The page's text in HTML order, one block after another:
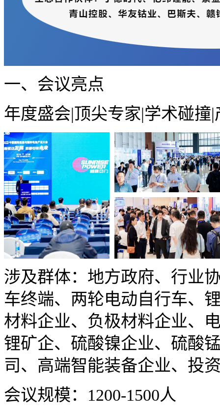
一、会议亮点
年度盛会|顶尖专家|学术碰撞
涉及群体：地方政府、行业
车终端、两轮电动自行车、
材料企业、负极材料企业、
锂矿企、硫酸镍企业、硫酸
司、高端智能装备企业、投
会议规模：1200-1500人